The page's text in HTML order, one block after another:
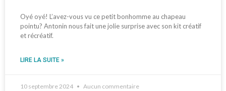
Oyé oyé! L’avez-vous vu ce petit bonhomme au chapeau
pointu? Antonin nous fait une jolie surprise avec son kit créatif
et récréatif.
LIRE LA SUITE »
10 septembre 2024 Aucun commentaire